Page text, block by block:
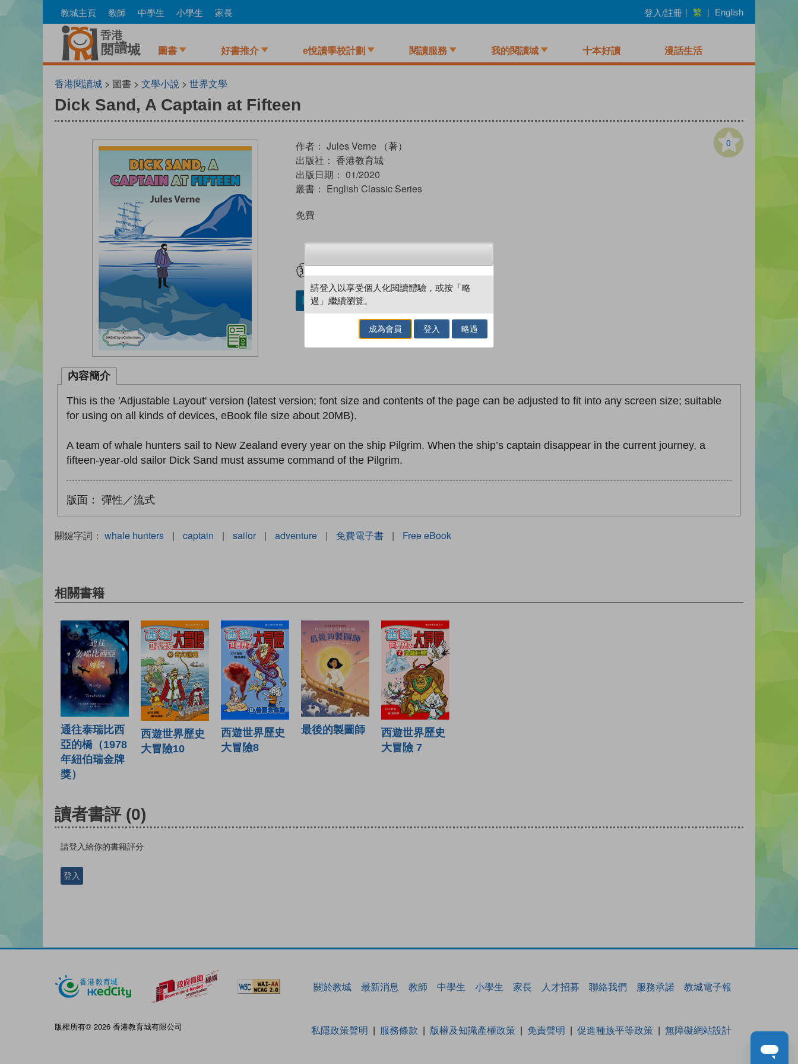
to
教城主頁 教師 中學生 小學生 家長 登入/註冊 | 繁 | English
圖書 好書推介 e悅讀學校計劃 閱讀服務 我的閱讀城 十本好讀 漫話生活
香港閱讀城 > 圖書 > 文學小說 > 世界文學
Dick Sand, A Captain at Fifteen
0
作者： Jules Verne （著）
出版社： 香港教育城
出版日期： 01/2020
叢書： English Classic Series
免費
加入／閱讀電子書
內容簡介
This is the 'Adjustable Layout' version (latest version; font size and contents of the page can be adjusted to fit into any screen size; suitable
for using on all kinds of devices, eBook file size about 20MB).
A team of whale hunters sail to New Zealand every year on the ship Pilgrim. When the ship’s captain disappear in the current journey, a
fifteen-year-old sailor Dick Sand must assume command of the Pilgrim.
版面： 彈性／流式
關鍵字詞： whale hunters | captain | sailor | adventure | 免費電子書 | Free eBook
相關書籍
通往泰瑞比西
亞的橋（1978
年紐伯瑞金牌
獎）
西遊世界歷史
大冒險10
西遊世界歷史
大冒險8
最後的製圖師
西遊世界歷史
大冒險 7
讀者書評 (0)
請登入給你的書籍評分
登入
關於教城 最新消息 教師 中學生 小學生 家長 人才招募 聯絡我們 服務承諾 教城電子報
版權所有© 2026 香港教育城有限公司 私隱政策聲明 服務條款 版權及知識產權政策 免責聲明 促進種族平等政策 無障礙網站設計
請登入以享受個人化閱讀體驗，或按「略
過」繼續瀏覽。
成為會員 登入 略過